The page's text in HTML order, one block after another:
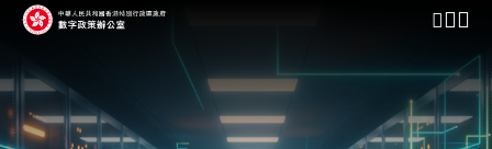
開啟行